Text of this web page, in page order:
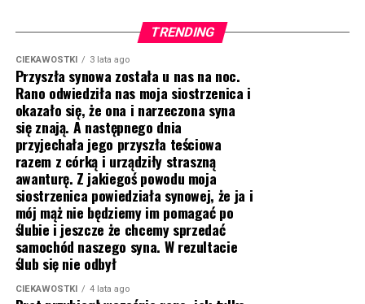
TRENDING
CIEKAWOSTKI 3 lata ago
Przyszła synowa została u nas na noc.
Rano odwiedziła nas moja siostrzenica i
okazało się, że ona i narzeczona syna
się znają. A następnego dnia
przyjechała jego przyszła teściowa
razem z córką i urządziły straszną
awanturę. Z jakiegoś powodu moja
siostrzenica powiedziała synowej, że ja i
mój mąż nie będziemy im pomagać po
ślubie i jeszcze że chcemy sprzedać
samochód naszego syna. W rezultacie
ślub się nie odbył
CIEKAWOSTKI 4 lata ago